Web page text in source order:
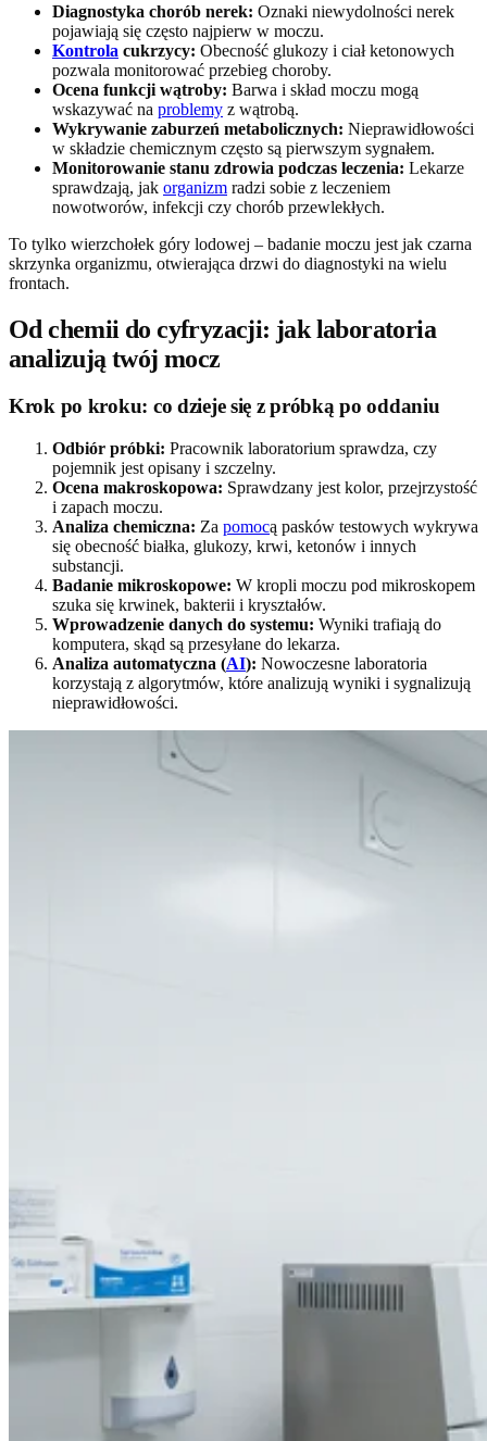
Diagnostyka chorób nerek: Oznaki niewydolności nerek
pojawiają się często najpierw w moczu.
Kontrola cukrzycy: Obecność glukozy i ciał ketonowych
pozwala monitorować przebieg choroby.
Ocena funkcji wątroby: Barwa i skład moczu mogą
wskazywać na problemy z wątrobą.
Wykrywanie zaburzeń metabolicznych: Nieprawidłowości
w składzie chemicznym często są pierwszym sygnałem.
Monitorowanie stanu zdrowia podczas leczenia: Lekarze
sprawdzają, jak organizm radzi sobie z leczeniem
nowotworów, infekcji czy chorób przewlekłych.
To tylko wierzchołek góry lodowej – badanie moczu jest jak czarna
skrzynka organizmu, otwierająca drzwi do diagnostyki na wielu
frontach.
Od chemii do cyfryzacji: jak laboratoria
analizują twój mocz
Krok po kroku: co dzieje się z próbką po oddaniu
Odbiór próbki: Pracownik laboratorium sprawdza, czy
pojemnik jest opisany i szczelny.
Ocena makroskopowa: Sprawdzany jest kolor, przejrzystość
i zapach moczu.
Analiza chemiczna: Za pomocą pasków testowych wykrywa
się obecność białka, glukozy, krwi, ketonów i innych
substancji.
Badanie mikroskopowe: W kropli moczu pod mikroskopem
szuka się krwinek, bakterii i kryształów.
Wprowadzenie danych do systemu: Wyniki trafiają do
komputera, skąd są przesyłane do lekarza.
Analiza automatyczna (AI): Nowoczesne laboratoria
korzystają z algorytmów, które analizują wyniki i sygnalizują
nieprawidłowości.